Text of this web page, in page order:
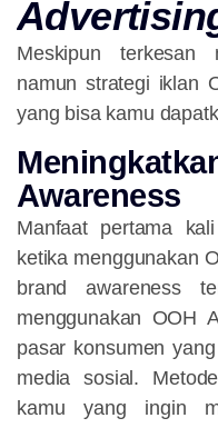
Meskipun terkesan
namun strategi iklan
yang bisa kamu
Awareness
Manfaat pertama
ketika menggunakan
brand awareness
menggunakan OOH
pasar konsumen
media sosial.
kamu yang ingin